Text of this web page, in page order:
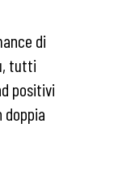
di
tutti
positivi
doppia